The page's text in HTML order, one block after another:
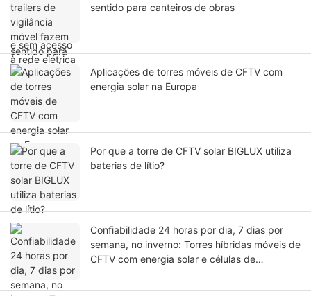
sentido para canteiros de obras
Aplicações de torres móveis de CFTV com
energia solar na Europa
Por que a torre de CFTV solar BIGLUX utiliza
baterias de lítio?
Confiabilidade 24 horas por dia, 7 dias por
semana, no inverno: Torres híbridas móveis de
CFTV com energia solar e células de